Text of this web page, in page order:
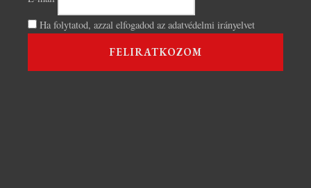
Ha folytatod, azzal elfogadod az adatvédelmi irányelvet